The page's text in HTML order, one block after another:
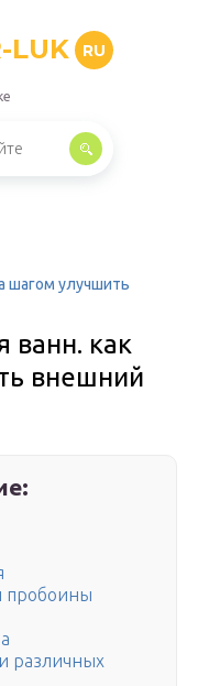
LUK RU
шагом улучшить
ванн. как
внешний
пробоины
различных